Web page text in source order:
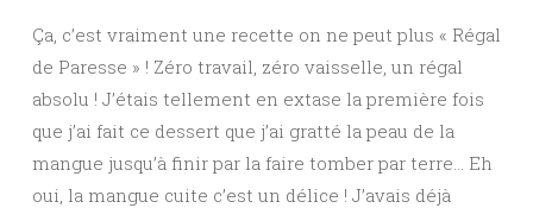
Ça, c’est vraiment une recette on ne peut plus « Régal
de Paresse » ! Zéro travail, zéro vaisselle, un régal
absolu ! J’étais tellement en extase la première fois
que j’ai fait ce dessert que j’ai gratté la peau de la
mangue jusqu’à finir par la faire tomber par terre… Eh
oui, la mangue cuite c’est un délice ! J’avais déjà